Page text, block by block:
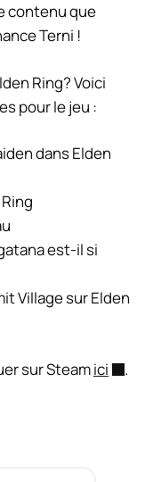
contenu que
Terni !
Ring? Voici
pour le jeu :
dans Elden
est-il si
Village sur Elden
sur Steamici .